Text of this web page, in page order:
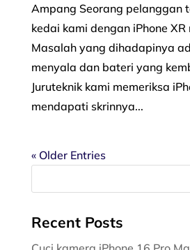
Ampang Seorang pelanggan
kedai kami dengan iPhone XR
Masalah yang dihadapinya
menyala dan bateri yang
Juruteknik kami memeriksa
mendapati skrinnya...
« Older Entries
Recent Posts